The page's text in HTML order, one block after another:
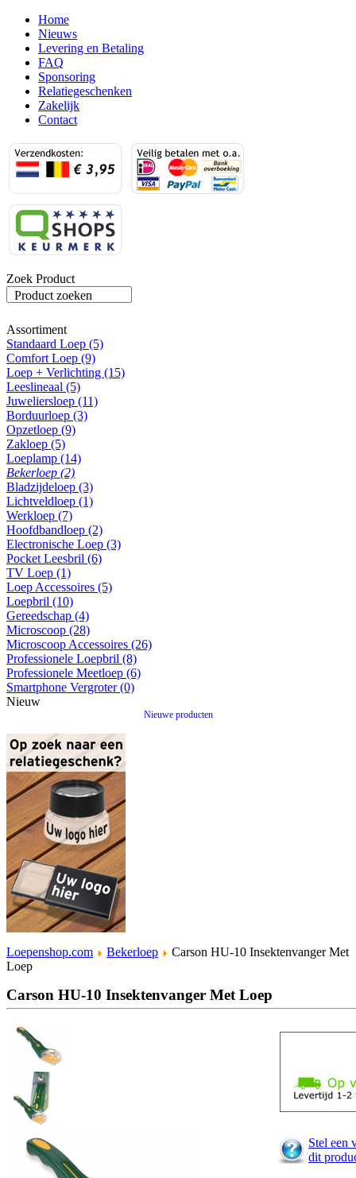
Home
Nieuws
Levering en Betaling
FAQ
Sponsoring
Relatiegeschenken
Zakelijk
Contact
Zoek Product
Product zoeken
Assortiment
Standaard Loep (5)
Comfort Loep (9)
Loep + Verlichting (15)
Leeslineaal (5)
Juweliersloep (11)
Borduurloep (3)
Opzetloep (9)
Zakloep (5)
Loeplamp (14)
Bekerloep (2)
Bladzijdeloep (3)
Lichtveldloep (1)
Werkloep (7)
Hoofdbandloep (2)
Electronische Loep (3)
Pocket Leesbril (6)
TV Loep (1)
Loep Accessoires (5)
Loepbril (10)
Gereedschap (4)
Microscoop (28)
Microscoop Accessoires (26)
Professionele Loepbril (8)
Professionele Meetloep (6)
Smartphone Vergroter (0)
Nieuw
Nieuwe producten
Loepenshop.com Bekerloep
Carson HU-10 Insektenvanger Met
Loep
Carson HU-10 Insektenvanger Met Loep
Stel een
dit